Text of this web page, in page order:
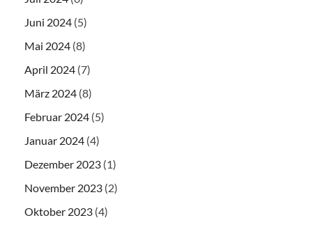
Juni 2024 (5)
Mai 2024 (8)
April 2024 (7)
März 2024 (8)
Februar 2024 (5)
Januar 2024 (4)
Dezember 2023 (1)
November 2023 (2)
Oktober 2023 (4)